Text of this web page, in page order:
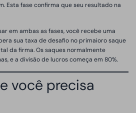
Esta fase confirma que seu resultado na
em ambas as fases, você recebe uma
sua taxa de desafio no primaioro saque
da firma. Os saques normalmente
e a divisão de lucros começa em 80%.
você precisa